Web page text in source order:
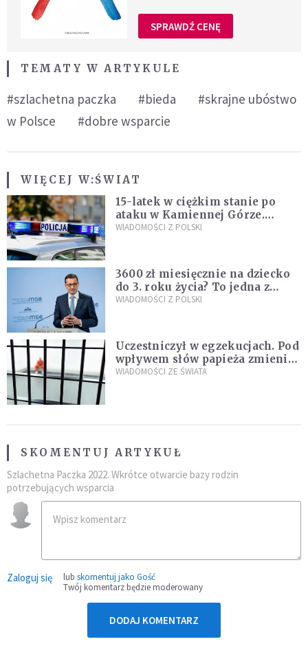
SPRAWDŹ CENĘ
TEMATY W ARTYKULE
#szlachetna paczka #bieda
#skrajne ubóstwo
w Polsce
#dobre wsparcie
WIĘCEJ W:ŚWIAT
15-latek w ciężkim stanie po
ataku w Kamiennej Górze.
Policja zatrzymała dwóch
WIADOMOŚCI Z POLSKI
3600 zł miesięcznie na dziecko
do 3. roku życia? To jedna z
propozycji programu "Rozwój
WIADOMOŚCI Z POLSKI
Uczestniczył w egzekucjach. Pod
wpływem słów papieża zmienił
zdanie
WIADOMOŚCI ZE ŚWIATA
SKOMENTUJ ARTYKUŁ
Szlachetna Paczka 2022. Wkrótce otwarcie bazy rodzin
potrzebujących wsparcia
Zaloguj się lub skomentuj jako Gość
Twój komentarz będzie moderowany
DODAJ KOMENTARZ